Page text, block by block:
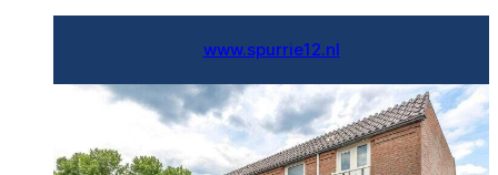
www.spurrie12.nl